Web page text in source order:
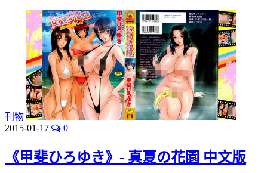
刊物
2015-01-17
0
《甲斐ひろゆき》- 真夏の花園 中文版